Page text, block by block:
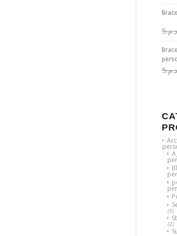
د.م.5
د.م.5
(5)
(2)